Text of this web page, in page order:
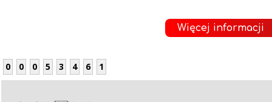
Więcej informacji
0 0 0 5 3 4 6 1